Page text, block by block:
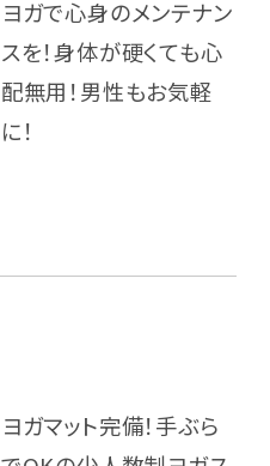
ヨガで心身のメンテナン
スを！身体が硬くても心
配無用！男性もお気軽
に！
ヨガマット完備！手ぶら